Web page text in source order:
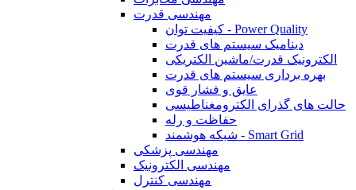
مهندسی قدرت
کیفیت توان - Power Quality
دینامیک سیستم های قدرت
الکترونیک قدرت/ماشین الکتریکی
بهره برداری سیستم های قدرت
عایق و فشار قوی
حالت های گذرای الکترومغناطیسی
حفاظت و رله
شبکه هوشمند - Smart Grid
مهندسی پزشکی
مهندسی الکترونیک
مهندسی کنترل